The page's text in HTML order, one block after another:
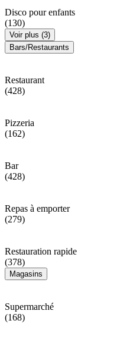
Disco pour enfants
(130)
Voir plus (3)
Bars/Restaurants
Restaurant
(428)
Pizzeria
(162)
Bar
(428)
Repas à emporter
(279)
Restauration rapide
(378)
Magasins
Supermarché
(168)